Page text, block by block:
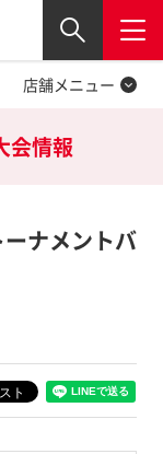
閉じる
店舗メニュー
会情報
ーナメントバ